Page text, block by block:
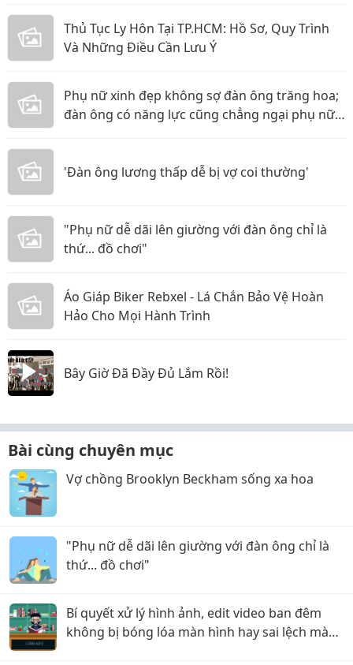
Thủ Tục Ly Hôn Tại TP.HCM: Hồ Sơ, Quy Trình
Và Những Điều Cần Lưu Ý
Phụ nữ xinh đẹp không sợ đàn ông trăng hoa;
đàn ông có năng lực cũng chẳng ngại phụ nữ
'Đàn ông lương thấp dễ bị vợ coi thường'
"Phụ nữ dễ dãi lên giường với đàn ông chỉ là
thứ... đồ chơi"
Áo Giáp Biker Rebxel - Lá Chắn Bảo Vệ Hoàn
Hảo Cho Mọi Hành Trình
Bây Giờ Đã Đầy Đủ Lắm Rồi!
Bài cùng chuyên mục
Vợ chồng Brooklyn Beckham sống xa hoa
"Phụ nữ dễ dãi lên giường với đàn ông chỉ là
thứ... đồ chơi"
Bí quyết xử lý hình ảnh, edit video ban đêm
không bị bóng lóa màn hình hay sai lệch màu